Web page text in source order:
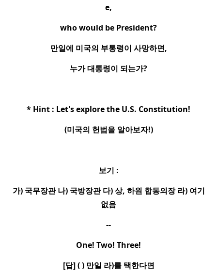
e,
who would be President?
만일에 미국의 부통령이 사망하면,
누가 대통령이 되는가?
* Hint : Let's explore the U.S. Constitution!
(미국의 헌법을 알아보자!)
보기 :
가) 국무장관 나) 국방장관 다)상, 하원 합동의장 라) 여기
없음
--
One! Two! Three!
[답] ( ) 만일 라)를 택한다면